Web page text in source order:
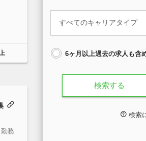
務
6ヶ月以上過去の求人も含
検索する
検索